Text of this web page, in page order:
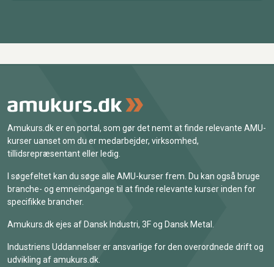
Amukurs.dk er en portal, som gør det nemt at finde relevante AMU-
kurser uanset om du er medarbejder, virksomhed,
tillidsrepræsentant eller ledig.
I søgefeltet kan du søge alle AMU-kurser frem. Du kan også bruge
branche- og emneindgange til at finde relevante kurser inden for
specifikke brancher.
Amukurs.dk ejes af Dansk Industri, 3F og Dansk Metal.
Industriens Uddannelser er ansvarlige for den overordnede drift og
udvikling af amukurs.dk.